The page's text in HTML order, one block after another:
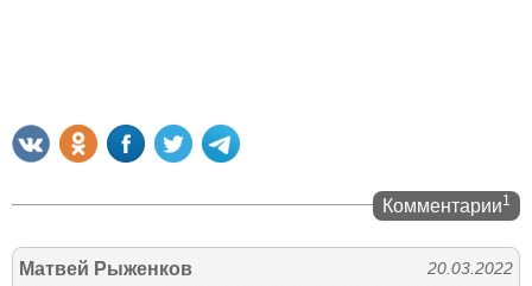
Комментарии1
Матвей Рыженков 20.03.2022